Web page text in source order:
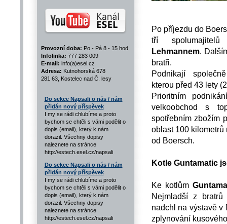
Provozní doba: Po - Pá 8 - 15 hod
Infolinka: 777 283 009
E-mail: info(a)esel.cz
Adresa: Kutnohorská 678
281 63, Kostelec nad Č. lesy
Do sekce Napsali o nás / nám
přidán nový příspěvek
I my se rádi chlubíme a proto
bychom se chtěli s vámi podělit o
dopis (email), který k nám
dorazil. Všechny dopisy
naleznete na stránce
http://estech.esel.cz/napsali
Do sekce Napsali o nás / nám
přidán nový příspěvek
I my se rádi chlubíme a proto
bychom se chtěli s vámi podělit o
dopis (email), který k nám
dorazil. Všechny dopisy
naleznete na stránce
http://estech.esel.cz/napsali
Po příjezdu do
tří
Lehmannem.
bratři.
Podnikají
kterou před 43 lety
Prioritním
velkoobchod s
spotřebním zbožím
oblast 100
od Boersch.
Kotle Guntamatic
Ke kotlům
Nejmladší z
nadchl na výstavě
zplynování